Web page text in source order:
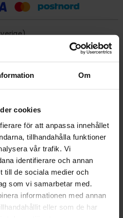
Om
cookies
för att anpassa innehållet
tillhandahålla funktioner
vår trafik. Vi
identifierare och annan
till de sociala medier och
som vi samarbetar med.
informationen med annan
eller som de har
MED DIG
T
w
i
L
i
n
P
i
n